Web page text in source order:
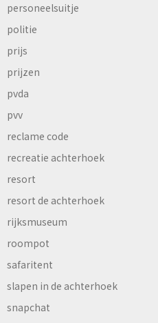
personeelsuitje
politie
prijs
prijzen
pvda
pvv
reclame code
recreatie achterhoek
resort
resort de achterhoek
rijksmuseum
roompot
safaritent
slapen in de achterhoek
snapchat